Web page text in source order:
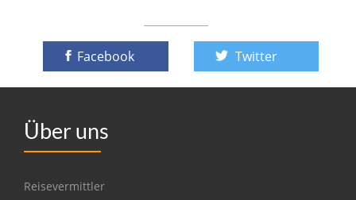
Facebook Twitter
Über uns
Reisevermittler